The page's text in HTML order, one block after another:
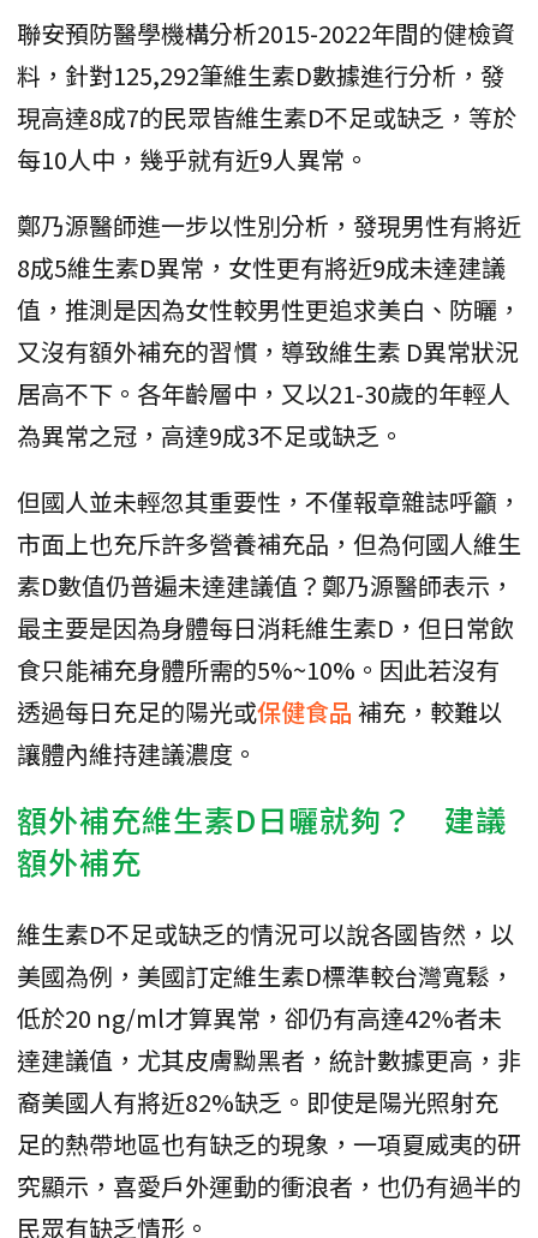
聯安預防醫學機構分析2015-2022年間的健檢資
料，針對125,292筆維生素D數據進行分析，發
現高達8成7的民眾皆維生素D不足或缺乏，等於
每10人中，幾乎就有近9人異常。
鄭乃源醫師進一步以性別分析，發現男性有將近
8成5維生素D異常，女性更有將近9成未達建議
值，推測是因為女性較男性更追求美白、防曬，
又沒有額外補充的習慣，導致維生素 D異常狀況
居高不下。各年齡層中，又以21-30歲的年輕人
為異常之冠，高達9成3不足或缺乏。
但國人並未輕忽其重要性，不僅報章雜誌呼籲，
市面上也充斥許多營養補充品，但為何國人維生
素D數值仍普遍未達建議值？鄭乃源醫師表示，
最主要是因為身體每日消耗維生素D，但日常飲
食只能補充身體所需的5%~10%。因此若沒有
透過每日充足的陽光或保健食品 補充，較難以
讓體內維持建議濃度。
額外補充維生素D日曬就夠？ 建議
額外補充
維生素D不足或缺乏的情況可以說各國皆然，以
美國為例，美國訂定維生素D標準較台灣寬鬆，
低於20 ng/ml才算異常，卻仍有高達42%者未
達建議值，尤其皮膚黝黑者，統計數據更高，非
裔美國人有將近82%缺乏。即使是陽光照射充
足的熱帶地區也有缺乏的現象，一項夏威夷的研
究顯示，喜愛戶外運動的衝浪者，也仍有過半的
民眾有缺乏情形。